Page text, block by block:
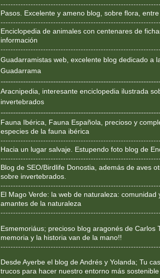
Pasos. Excelente y ameno blog, sobre flora,
Enciclopedia de animales con centenares de
información
Guadarramistas web, excelente blog dedicado a
Guadarrama
Aracnipedia, interesante enciclopedia ilustrada
invertebrados
Fauna Ibérica, Fauna Española, precioso y
especies de la fauna ibérica
Hacia un lugar salvaje. Estupendo foto blog de
Blog de SEO/Birdlife Donostia, además de aves
sobre invertebrados.
El Mago Verde: la web de naturaleza: comunidad
amantes de la naturaleza
Esmemoriáus; precioso blog aragonés de Carlos
memoria y la historia van de la mano!!
Desde Ayerbe el blog de Andrés y Yolanda; Tu
trucos para hacer nuestro entorno más